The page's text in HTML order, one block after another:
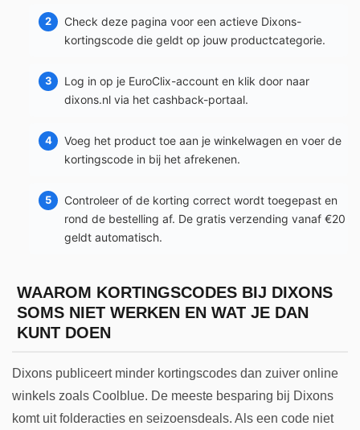
Check deze pagina voor een actieve Dixons-
kortingscode die geldt op jouw productcategorie.
Log in op je EuroClix-account en klik door naar
dixons.nl via het cashback-portaal.
Voeg het product toe aan je winkelwagen en voer de
kortingscode in bij het afrekenen.
Controleer of de korting correct wordt toegepast en
rond de bestelling af. De gratis verzending vanaf €20
geldt automatisch.
WAAROM KORTINGSCODES BIJ DIXONS
SOMS NIET WERKEN EN WAT JE DAN
KUNT DOEN
Dixons publiceert minder kortingscodes dan zuiver online
winkels zoals Coolblue. De meeste besparing bij Dixons
komt uit folderacties en seizoensdeals. Als een code niet